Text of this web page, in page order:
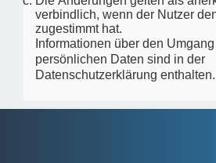
verbindlich, wenn der Nutzer
zugestimmt hat.
Informationen über den
persönlichen Daten sind in der
Datenschutzerklärung enthalten.